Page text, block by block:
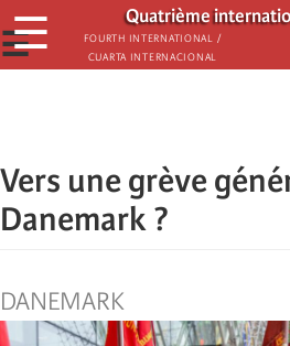
Skip
to
main
Quatrième
Fourth International /
Cuarta Internacional
☰
☰
Vers une grève
Danemark ?
DANEMARK